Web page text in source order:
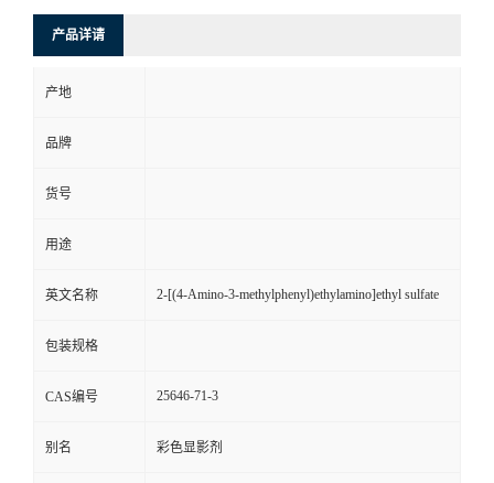
产品详请
产地
品牌
货号
用途
英文名称 2-[(4-Amino-3-methylphenyl)ethylamino]ethyl sulfate
包装规格
CAS编号 25646-71-3
别名 彩色显影剂